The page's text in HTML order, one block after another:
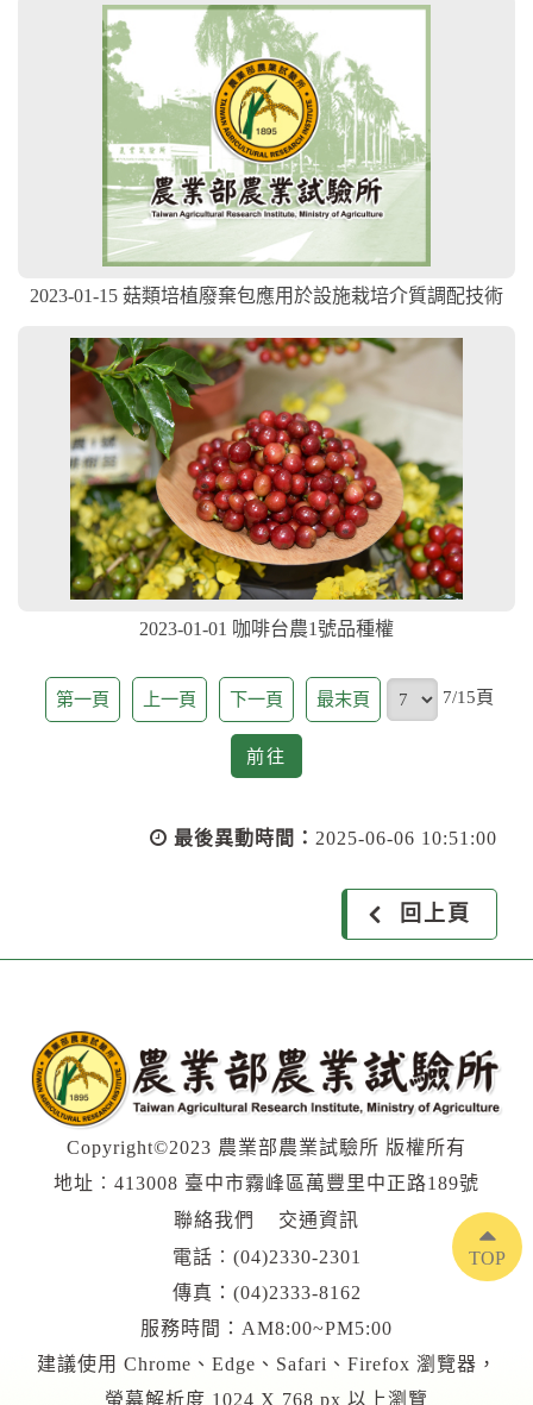
2023-01-15 菇類培植廢棄包應用於設施栽培介質調配技術
2023-01-01 咖啡台農1號品種權
第一頁 上一頁 下一頁 最末頁 頁
7/15頁
前往
往
最後異動時間： 2025-06-06 10:51:00
回上頁
Copyright©2023 農業部農業試驗所 版權所有
地址︰413008 臺中市霧峰區萬豐里中正路189號
聯絡我們
交通資訊
電話︰ (04)2330-2301
傳真：(04)2333-8162
服務時間：AM8:00~PM5:00
建議使用 Chrome、Edge、Safari、Firefox 瀏覽器，
螢幕解析度 1024 X 768 px 以上瀏覽
TOP